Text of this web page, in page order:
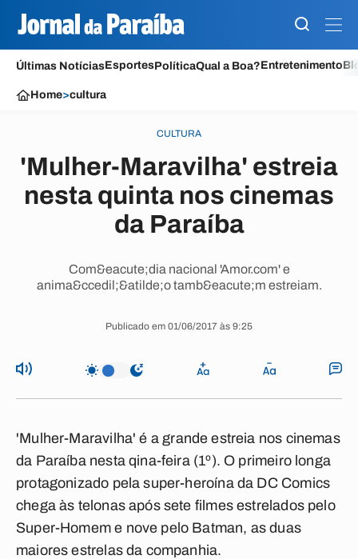
Últimas NotíciasEsportesPolíticaQual a Boa?Entretenimento
Home>cultura
CULTURA
'Mulher-Maravilha' estreia
nesta quinta nos cinemas
da Paraíba
Com&eacute;dia nacional 'Amor.com' e
anima&ccedil;&atilde;o tamb&eacute;m estreiam.
Publicado em 01/06/2017 às 9:25
'Mulher-Maravilha'é a grande estreia nos cinemas
da Paraíba nesta qina-feira (1º). O primeiro longa
protagonizado pela super-heroína da DC Comics
chega às telonas após sete filmes estrelados pelo
Super-Homem e nove pelo Batman, as duas
maiores estrelas da companhia.